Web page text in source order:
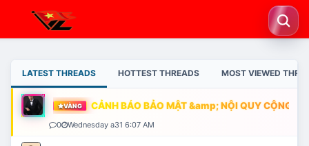
LATEST THREADS HOTTEST THREADS MOST VIEWED
VÀNG CẢNH BÁO BẢO MẬT &amp; NỘI QUY CỘNG
0 Wednesday a31 6:07 AM